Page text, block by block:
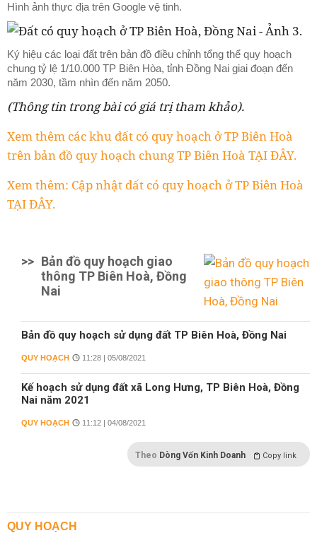
Hình ảnh thực địa trên Google vệ tinh.
Ký hiệu các loại đất trên bản đồ điều chỉnh tổng thể quy hoạch
chung tỷ lệ 1/10.000 TP Biên Hòa, tỉnh Đồng Nai giai đoạn đến
năm 2030, tầm nhìn đến năm 2050.
(Thông tin trong bài có giá trị tham khảo).
Xem thêm các khu đất có quy hoạch ở TP Biên Hoà
trên bản đồ quy hoạch chung TP Biên Hoà TẠI ĐÂY.
Xem thêm: Cập nhật đất có quy hoạch ở TP Biên Hoà
TẠI ĐÂY.
>> Bản đồ quy hoạch giao
thông TP Biên Hoà, Đồng
Nai
Bản đồ quy hoạch sử dụng đất TP Biên Hoà, Đồng Nai
QUY HOẠCH 11:28 | 05/08/2021
Kế hoạch sử dụng đất xã Long Hưng, TP Biên Hoà, Đồng
Nai năm 2021
QUY HOẠCH 11:12 | 04/08/2021
Theo Dòng Vốn Kinh Doanh Copy link
QUY HOẠCH